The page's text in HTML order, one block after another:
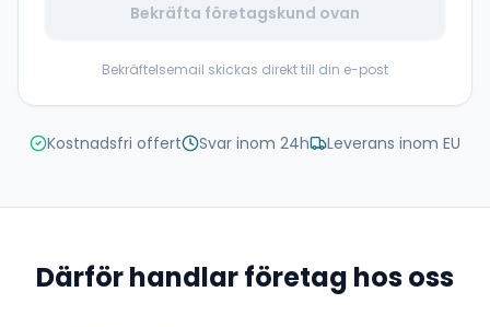
Bekräfta företagskund ovan
Bekräftelsemail skickas direkt till din e-post
Kostnadsfri offert Svar inom 24h Leverans inom EU
Därför handlar företag hos oss